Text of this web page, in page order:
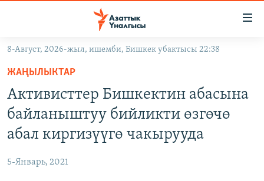
Навигацияга
өтүңүз
Издөөгө
салыңыз
САЯСАТ
МАДАНИЯТ
ДҮЙНӨ
ДҮЙНӨ
УКРАИНА
ТВ ПРОГРАММАЛАР
8-Август, 2026-жыл, ишемби, Бишкек убактысы 22:38
ЖАҢЫЛЫКТАР
Активисттер Бишкектин абасына
байланыштуу бийликти өзгөчө
абал киргизүүгө чакырууда
5-Январь, 2021